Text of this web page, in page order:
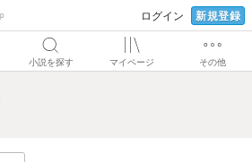
ログイン 新規登録
小説を探す マイページ その他